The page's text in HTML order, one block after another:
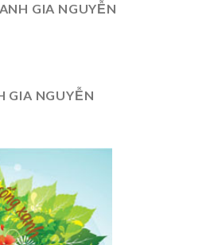
GIA NGUYỄN
GIA NGUYỄN